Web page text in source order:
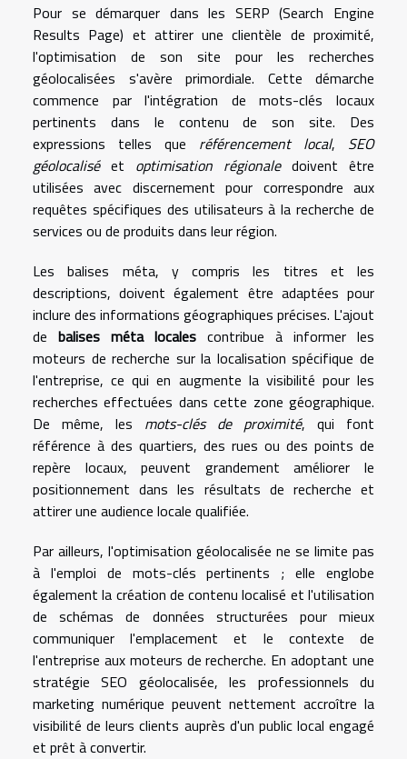
Pour se démarquer dans les SERP (Search Engine
Results Page) et attirer une clientèle de proximité,
l'optimisation de son site pour les recherches
géolocalisées s'avère primordiale. Cette démarche
commence par l'intégration de mots-clés locaux
pertinents dans le contenu de son site. Des
expressions telles que référencement local, SEO
géolocaliséet optimisation régionaledoivent être
utilisées avec discernement pour correspondre aux
requêtes spécifiques des utilisateurs à la recherche de
services ou de produits dans leur région.
Les balises méta, y compris les titres et les
descriptions, doivent également être adaptées pour
inclure des informations géographiques précises. L'ajout
de balises méta locales contribue à informer les
moteurs de recherche sur la localisation spécifique de
l'entreprise, ce qui en augmente la visibilité pour les
recherches effectuées dans cette zone géographique.
De même, les mots-clés de proximité, qui font
référence à des quartiers, des rues ou des points de
repère locaux, peuvent grandement améliorer le
positionnement dans les résultats de recherche et
attirer une audience locale qualifiée.
Par ailleurs, l'optimisation géolocalisée ne se limite pas
à l'emploi de mots-clés pertinents ; elle englobe
également la création de contenu localisé et l'utilisation
de schémas de données structurées pour mieux
communiquer l'emplacement et le contexte de
l'entreprise aux moteurs de recherche. En adoptant une
stratégie SEO géolocalisée, les professionnels du
marketing numérique peuvent nettement accroître la
visibilité de leurs clients auprès d'un public local engagé
et prêt à convertir.